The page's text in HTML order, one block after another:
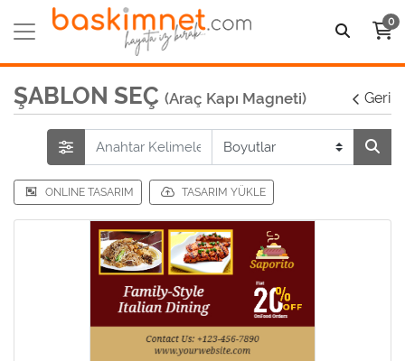
0
ŞABLON SEÇ (Araç Kapı Magneti) Geri
ONLINE TASARIM TASARIM YÜKLE